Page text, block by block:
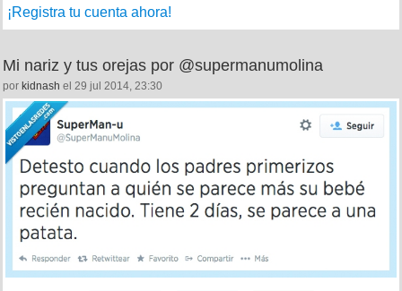
¡Registra tu cuenta ahora!
Mi nariz y tus orejas por @supermanumolina
por kidnash el 29 jul 2014, 23:30